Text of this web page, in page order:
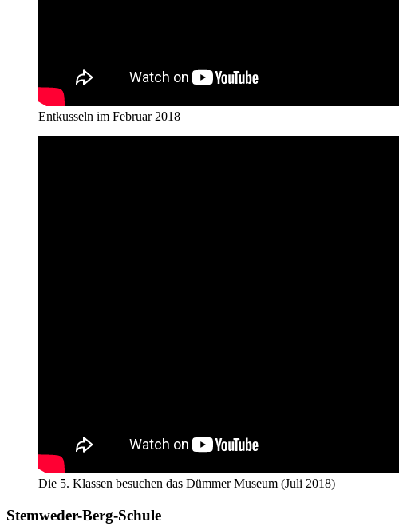
Entkusseln im Februar 2018
Die 5. Klassen besuchen das Dümmer Museum (Juli 2018)
Stemweder-Berg-Schule